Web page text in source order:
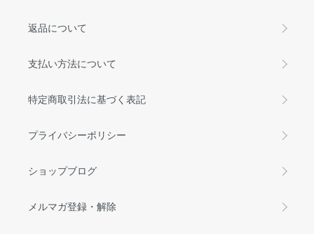
返品について
支払い方法について
特定商取引法に基づく表記
プライバシーポリシー
ショップブログ
メルマガ登録・解除